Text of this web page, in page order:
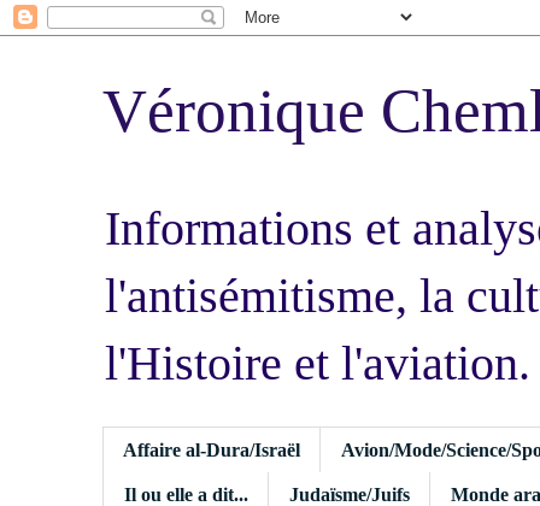
Véronique
Informations et
l'antisémitisme, la
l'Histoire et l'aviation.
Affaire al-Dura/Israël Avion/Mode/Science/
Il ou elle a dit... Judaïsme/Juifs Monde